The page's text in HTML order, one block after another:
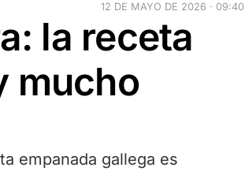
12 DE MAYO DE 2026 · 09:40
la receta
mucho
empanada gallega es